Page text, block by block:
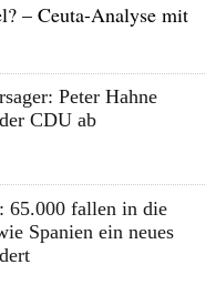
– Ceuta-Analyse mit
Peter Hahne
CDU ab
65.000 fallen in die
Spanien ein neues